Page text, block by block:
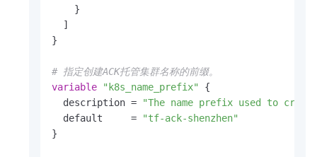
    }
  ]
}
# 指定创建ACK托管集群名称的前缀。
variable
"k8s_name_prefix"
{
  description =
"The name prefix used to
  default     =
"tf-ack-shenzhen"
}